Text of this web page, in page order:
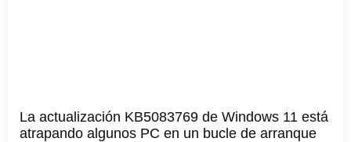
La actualización KB5083769 de Windows 11 está
atrapando algunos PC en un bucle de arranque